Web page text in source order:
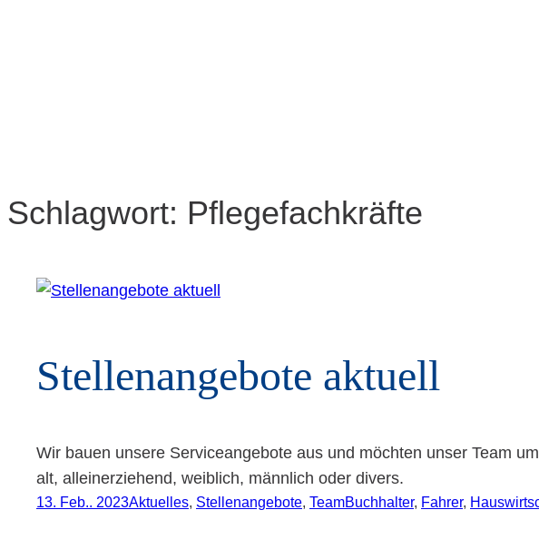
Schlagwort: Pflegefachkräfte
Stel­len­an­ge­bo­te aktuell
Wir bauen unsere Serviceangebote aus und möchten unser Team
alt, alleinerziehend, weiblich, männlich oder divers.
13. Feb.. 2023Aktuelles, Stellenangebote, TeamBuchhalter, Fahrer,